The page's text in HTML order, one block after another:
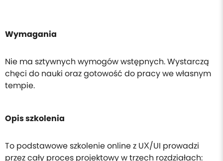
Wymagania
Nie ma sztywnych wymogów wstępnych. Wystarczą
chęci do nauki oraz gotowość do pracy we własnym
tempie.
Opis szkolenia
To podstawowe szkolenie online z UX/UI prowadzi
przez cały proces projektowy w trzech rozdziałach: